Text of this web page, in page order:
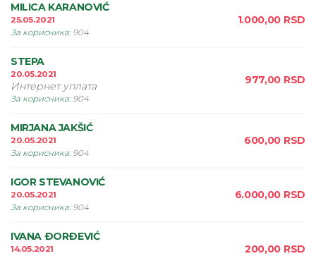
MILICA KARANOVIĆ
25.05.2021
За корисника: 904
1.000,00 RSD
STEPA
20.05.2021
Интернет уплата
За корисника: 904
977,00 RSD
MIRJANA JAKŠIĆ
20.05.2021
За корисника: 904
600,00 RSD
IGOR STEVANOVIĆ
20.05.2021
За корисника: 904
6.000,00 RSD
IVANA ÐORÐEVIĆ
14.05.2021
200,00 RSD